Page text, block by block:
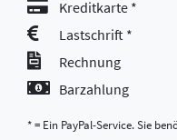
Kreditkarte *
Lastschrift *
Rechnung
Barzahlung
* = Ein PayPal-Service. Sie